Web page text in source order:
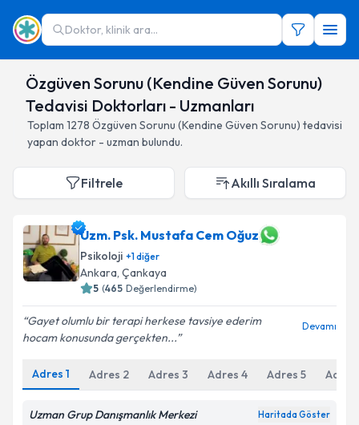
Doktor, klinik ara...
Özgüven Sorunu (Kendine Güven Sorunu)
Tedavisi Doktorları - Uzmanları
Toplam 1278 Özgüven Sorunu (Kendine Güven Sorunu) tedavisi
yapan doktor - uzman bulundu.
Filtrele Akıllı Sıralama
Uzm. Psk. Mustafa Cem Oğuz
Psikoloji +1diğer
Ankara, Çankaya
5 (465 Değerlendirme)
Gayet olumlu bir terapi herkese tavsiye ederim
hocam konusunda gerçekten...
Devamı
Adres 1 Adres 2 Adres 3 Adres 4 Adres 5 Adres
Uzman Grup Danışmanlık Merkezi Haritada Göster